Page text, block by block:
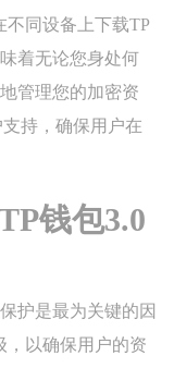
不同设备上下载TP
着无论您身处何
管理您的加密资
持，确保用户在
钱包3.0
护是最为关键的因
，以确保用户的资